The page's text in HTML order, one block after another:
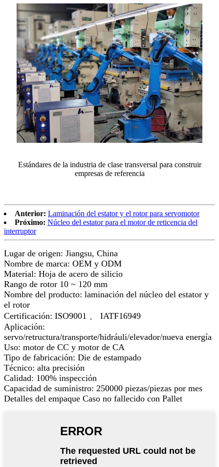
Estándares de la industria de clase transversal para construir
empresas de referencia
Anterior: Laminación del estator y el rotor para servomotor
Próximo: Núcleo del estator para el motor de reticencia del
interruptor
Lugar de origen: Jiangsu, China
Nombre de marca: OEM y ODM
Material: Hoja de acero de silicio
Rango de rotor 10 ~ 120 mm
Nombre del producto: laminación del núcleo del estator y
el rotor
Certificación: ISO9001 、 IATF16949
Aplicación:
servo/retructura/transporte/hidráuli/elevador/nueva energía
Uso: motor de CC y motor de CA
Tipo de fabricación: Die de estampado
Técnico: alta precisión
Calidad: 100% inspección
Capacidad de suministro: 250000 piezas/piezas por mes
Detalles del empaque Caso no fallecido con Pallet